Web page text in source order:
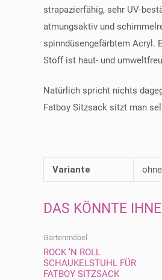
strapazierfähig, sehr UV-
atmungsaktiv und
spinndüsengefärbtem Acryl.
Stoff ist haut- und
Natürlich spricht nichts
Fatboy Sitzsack sitzt man
Variante
DAS KÖNNTE
Gartenmöbel
ROCK ’N ROLL
SCHAUKELSTUHL FÜR
FATBOY SITZSACK